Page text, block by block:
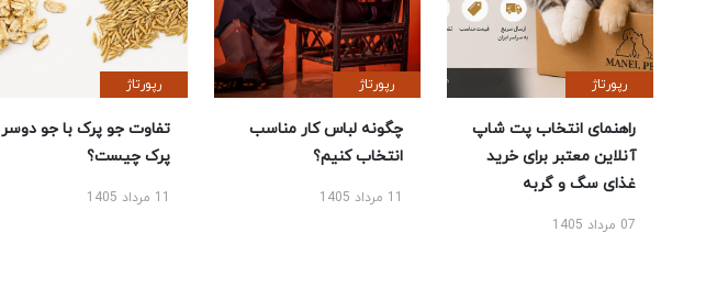
رپورتاژ
راهنمای انتخاب پت شاپ
آنلاین معتبر برای خرید
غذای سگ و گربه
07 مرداد 1405
رپورتاژ
چگونه لباس کار مناسب
انتخاب کنیم؟
11 مرداد 1405
رپورتاژ
تفاوت جو پرک با جو دوسر
پرک چیست؟
11 مرداد 1405